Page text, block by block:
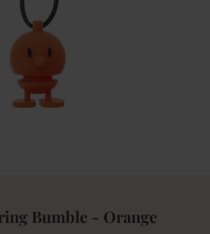
Bumble - Orange